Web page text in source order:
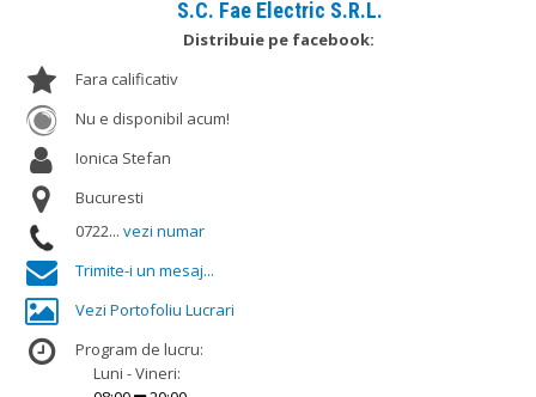
S.C. Fae Electric S.R.L.
Distribuie pe facebook:
Fara calificativ
Nu e disponibil acum!
Ionica Stefan
Bucuresti
0722... vezi numar
Trimite-i un mesaj...
Vezi Portofoliu Lucrari
Program de lucru:
Luni - Vineri: